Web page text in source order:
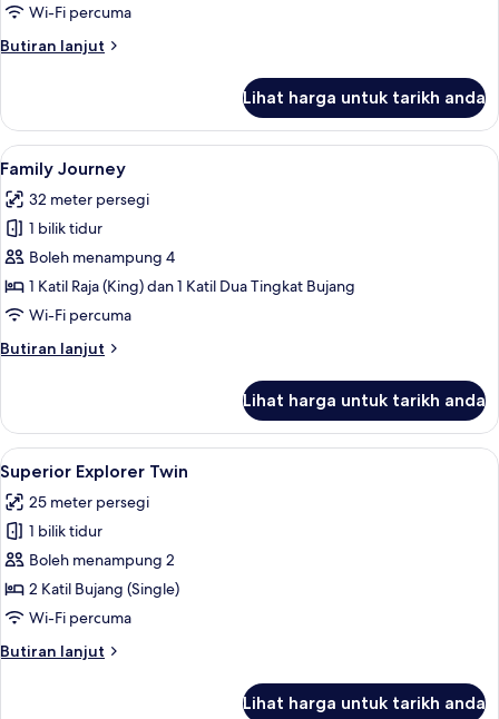
Queen
Wi-Fi percuma
Butiran lanjut
Butiran
Explorer
Queen
Lihat harga untuk tarikh anda
Lihat
semua
foto
untuk
Family
Journey
Family Journey | Pemandangan dari
13
Family Journey
32 meter persegi
1 bilik tidur
Boleh menampung 4
1 Katil Raja (King) dan 1 Katil Dua Tingkat Bujang
Wi-Fi percuma
Butiran lanjut
Butiran
Journey
Lihat harga untuk tarikh anda
Lihat
semua
foto
untuk
Superior
Explorer
Twin
Superior Explorer Twin | Peti besi
6
Superior Explorer Twin
25 meter persegi
1 bilik tidur
Boleh menampung 2
2 Katil Bujang (Single)
Wi-Fi percuma
Butiran lanjut
Butiran
Lihat harga untuk tarikh anda